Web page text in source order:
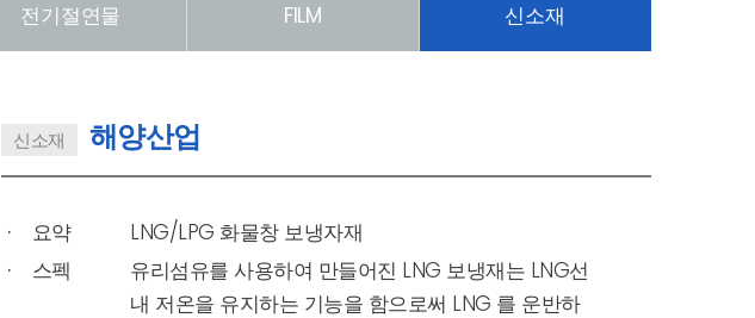
전기절연물 FILM 신소재
신소재 해양산업
요약
LNG/LPG 화물창 보냉자재
스펙
유리섬유를 사용하여 만들어진 LNG 보냉재는 LNG선
내 저온을 유지하는 기능을 함으로써 LNG 를 운반하